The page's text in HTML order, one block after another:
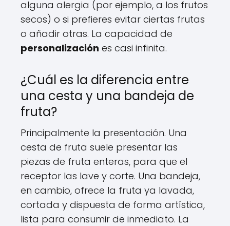
alguna alergia (por ejemplo, a los frutos
secos) o si prefieres evitar ciertas frutas
o añadir otras. La capacidad de
personalización es casi infinita.
¿Cuál es la diferencia entre
una cesta y una bandeja de
fruta?
Principalmente la presentación. Una
cesta de fruta suele presentar las
piezas de fruta enteras, para que el
receptor las lave y corte. Una bandeja,
en cambio, ofrece la fruta ya lavada,
cortada y dispuesta de forma artística,
lista para consumir de inmediato. La